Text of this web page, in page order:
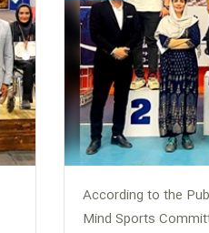
According to the
Mind Sports